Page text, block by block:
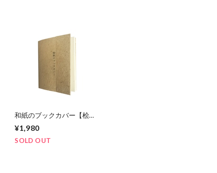
和紙のブックカバー【桧
¥1,980
SOLD OUT